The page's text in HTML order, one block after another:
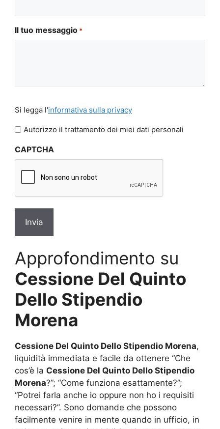
Il tuo messaggio *
legga
l'informativa
privacy
Si legga l'informativa sulla privacy
Autorizzo il trattamento dei miei dati personali
CAPTCHA
Approfondimento su
Cessione Del Quinto
Dello Stipendio
Morena
Cessione Del Quinto Dello Stipendio Morena,
liquidità immediata e facile da ottenere “Che
cos’è la Cessione Del Quinto Dello Stipendio
Morena?”; “Come funziona esattamente?”;
“Potrei farla anche io oppure non ho i requisiti
necessari?”. Sono domande che possono
facilmente venire in mente quando in ufficio, in